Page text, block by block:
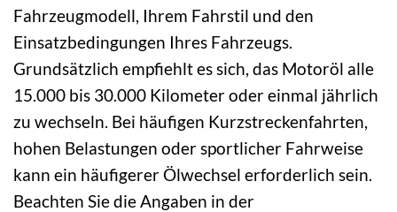
Fahrzeugmodell, Ihrem Fahrstil und den
Einsatzbedingungen Ihres Fahrzeugs.
Grundsätzlich empfiehlt es sich, das Motoröl alle
15.000 bis 30.000 Kilometer oder einmal jährlich
zu wechseln. Bei häufigen Kurzstreckenfahrten,
hohen Belastungen oder sportlicher Fahrweise
kann ein häufigerer Ölwechsel erforderlich sein.
Beachten Sie die Angaben in der